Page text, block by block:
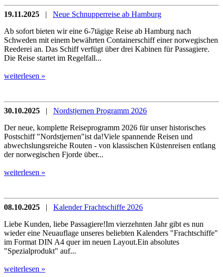
19.11.2025 | Neue Schnupperreise ab Hamburg
Ab sofort bieten wir eine 6-7tägige Reise ab Hamburg nach
Schweden mit einem bewährten Containerschiff einer norwegischen
Reederei an. Das Schiff verfügt über drei Kabinen für Passagiere.
Die Reise startet im Regelfall...
weiterlesen »
30.10.2025 | Nordstjernen Programm 2026
Der neue, komplette Reiseprogramm 2026 für unser historisches
Postschiff "Nordstjernen"ist da!Viele spannende Reisen und
abwechslungsreiche Routen - von klassischen Küstenreisen entlang
der norwegischen Fjorde über...
weiterlesen »
08.10.2025 | Kalender Frachtschiffe 2026
Liebe Kunden, liebe Passagiere!Im vierzehnten Jahr gibt es nun
wieder eine Neuauflage unseres beliebten Kalenders "Frachtschiffe"
im Format DIN A4 quer im neuen Layout.Ein absolutes
"Spezialprodukt" auf...
weiterlesen »